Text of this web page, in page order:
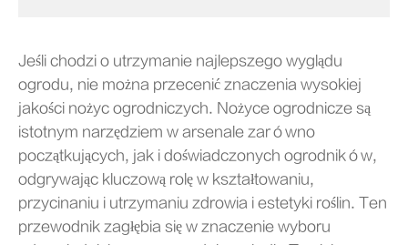
Jeśli chodzi o utrzymanie najlepszego wyglądu
ogrodu, nie można przecenić znaczenia wysokiej
jakości nożyc ogrodniczych. Nożyce ogrodnicze są
istotnym narzędziem w arsenale zarówno
początkujących, jak i doświadczonych ogrodników,
odgrywając kluczową rolę w kształtowaniu,
przycinaniu i utrzymaniu zdrowia i estetyki roślin. Ten
przewodnik zagłębia się w znaczenie wyboru